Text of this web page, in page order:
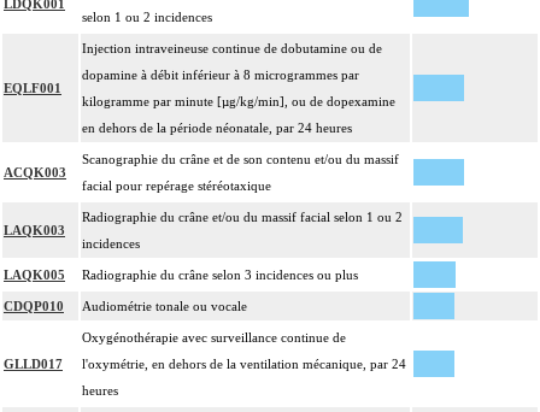
LDQK001
selon 1 ou 2 incidences
EQLF001
Injection intraveineuse continue de dobutamine ou de
dopamine à débit inférieur à 8 microgrammes par
kilogramme par minute [µg/kg/min], ou de dopexamine
en dehors de la période néonatale, par 24 heures
ACQK003
Scanographie du crâne et de son contenu et/ou du massif
facial pour repérage stéréotaxique
LAQK003
Radiographie du crâne et/ou du massif facial selon 1 ou 2
incidences
LAQK005 Radiographie du crâne selon 3 incidences ou plus
CDQP010 Audiométrie tonale ou vocale
GLLD017
Oxygénothérapie avec surveillance continue de
l'oxymétrie, en dehors de la ventilation mécanique, par 24
heures